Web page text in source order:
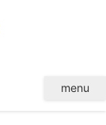
menu